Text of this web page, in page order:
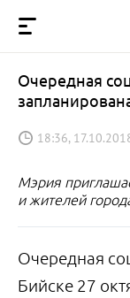
Очередная
18:36,
Мэрия
и жителей
Очередная
Бийске 27